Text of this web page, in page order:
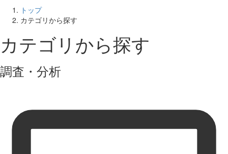
トップ
カテゴリから探す
カテゴリから探す
調査・分析